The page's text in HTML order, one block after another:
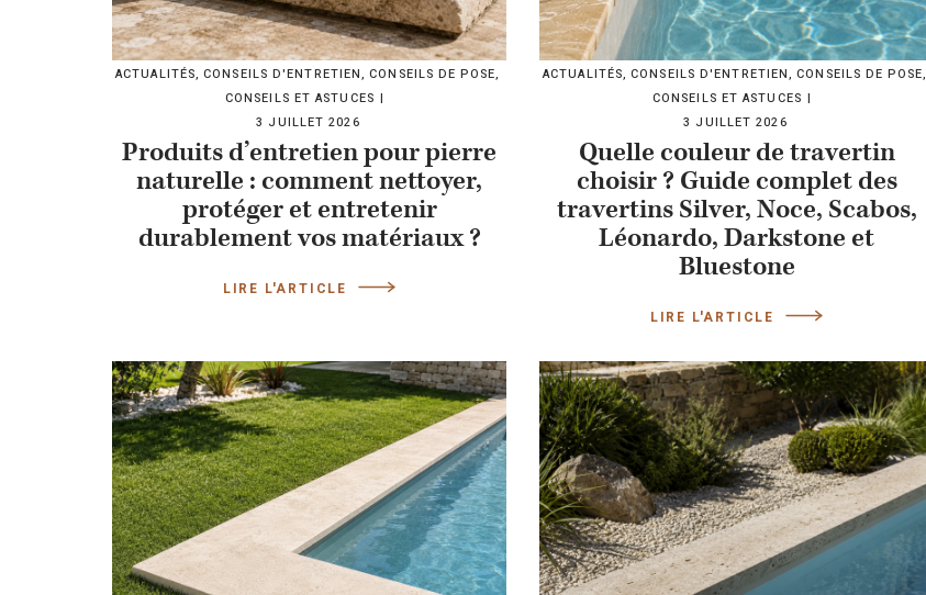
ACTUALITÉS, CONSEILS D'ENTRETIEN, CONSEILS DE POSE,
CONSEILS ET ASTUCES
3 JUILLET 2026
Produits d’entretien pour pierre
naturelle : comment nettoyer,
protéger et entretenir
durablement vos matériaux ?
LIRE L'ARTICLE
ACTUALITÉS, CONSEILS D'ENTRETIEN, CONSEILS DE POSE,
CONSEILS ET ASTUCES
3 JUILLET 2026
Quelle couleur de travertin
choisir ? Guide complet des
travertins Silver, Noce, Scabos,
Léonardo, Darkstone et
Bluestone
LIRE L'ARTICLE